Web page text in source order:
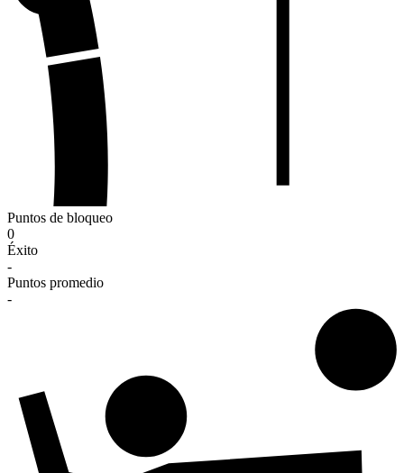
Puntos de bloqueo
0
Éxito
-
Puntos promedio
-